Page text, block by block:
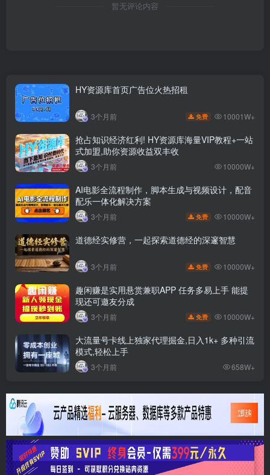
暂无评论内容
HY资源库首页广告位火热招租
3个月前 免费 10001W+
抢占知识经济红利! HY资源库海量VIP教程+一站
式加盟,助你资源收益双丰收
3个月前 10000W+
AI电影全流程制作，脚本生成与视频设计，配音
配乐一体化解决方案
3个月前 免费 10000W+
道德经实修营，一起探索道德经的深邃智慧
3个月前 免费 10000W+
趣闲赚是实用悬赏兼职APP 任务多易上手 能提
现还可邀友分成
3个月前 免费 10000W+
大流量号卡线上独家代理掘金,日入1k+ 多种引流
模式,轻松上手
3个月前 658W+